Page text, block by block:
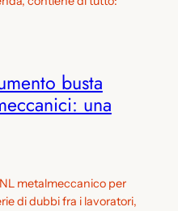
busta
una
metalmeccanico per
di dubbi fra i lavoratori,